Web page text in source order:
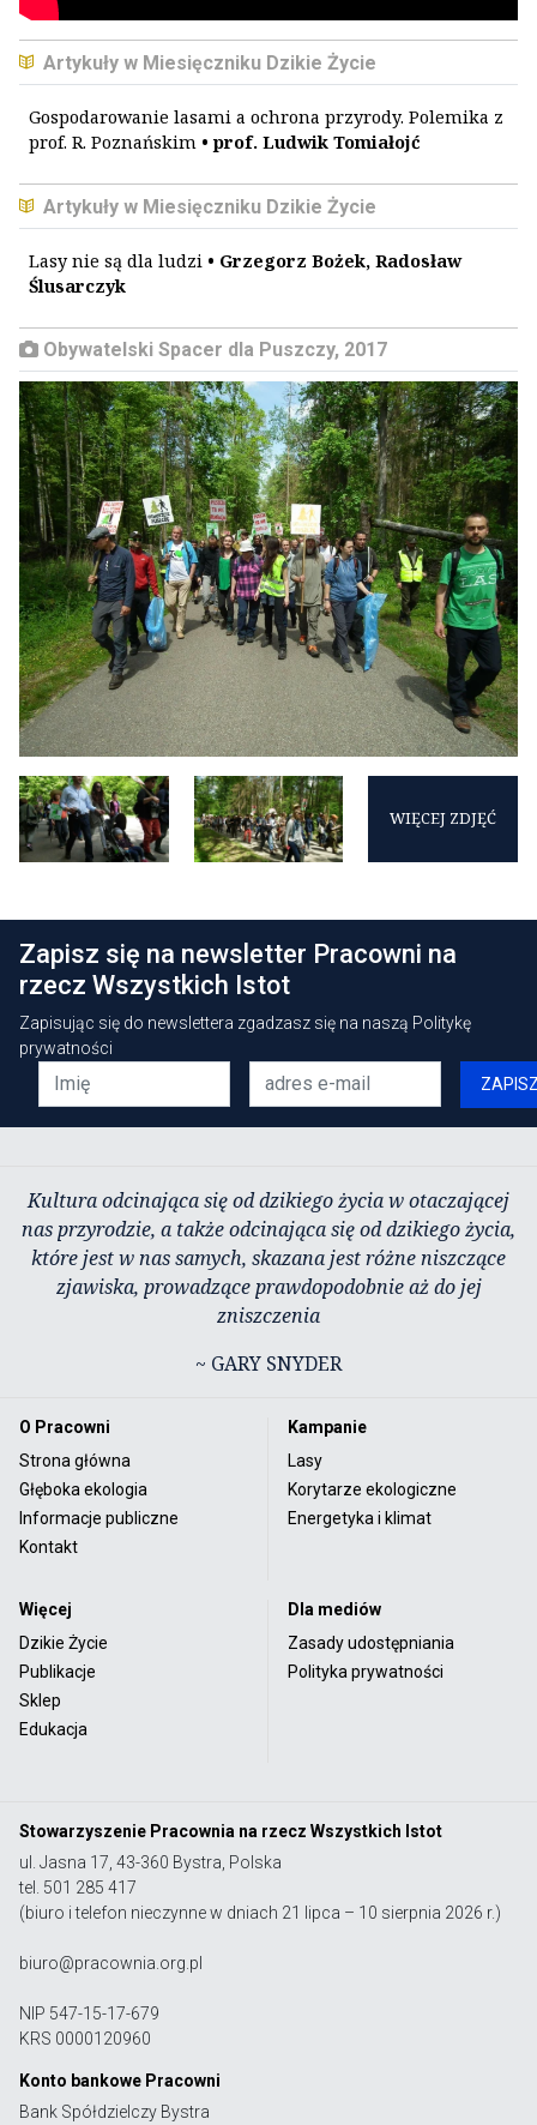
Artykuły w Miesięczniku Dzikie Życie
Gospodarowanie lasami a ochrona przyrody. Polemika z
prof. R. Poznańskim • prof. Ludwik Tomiałojć
Artykuły w Miesięczniku Dzikie Życie
Lasy nie są dla ludzi • Grzegorz Bożek, Radosław
Ślusarczyk
Obywatelski Spacer dla Puszczy, 2017
WIĘCEJ ZDJĘĆ
Zapisz się na newsletter Pracowni na
rzecz Wszystkich Istot
Zapisując się do newslettera zgadzasz się na naszą Politykę
prywatności
Kultura odcinająca się od dzikiego życia w otaczającej
nas przyrodzie, a także odcinająca się od dzikiego życia,
które jest w nas samych, skazana jest różne niszczące
zjawiska, prowadzące prawdopodobnie aż do jej
zniszczenia
~ GARY SNYDER
O Pracowni
Strona główna
Głęboka ekologia
Informacje publiczne
Kontakt
Kampanie
Lasy
Korytarze ekologiczne
Energetyka i klimat
Więcej
Dzikie Życie
Publikacje
Sklep
Edukacja
Dla mediów
Zasady udostępniania
Polityka prywatności
Stowarzyszenie Pracownia na rzecz Wszystkich Istot
ul. Jasna 17, 43-360 Bystra, Polska
tel. 501 285 417
(biuro i telefon nieczynne w dniach 21 lipca – 10 sierpnia 2026 r.)
biuro@pracownia.org.pl
NIP 547-15-17-679
KRS 0000120960
Konto bankowe Pracowni
Bank Spółdzielczy Bystra